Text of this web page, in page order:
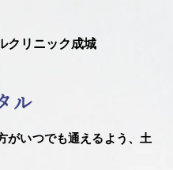
クリニック成城
ル
がいつでも通えるよう、土